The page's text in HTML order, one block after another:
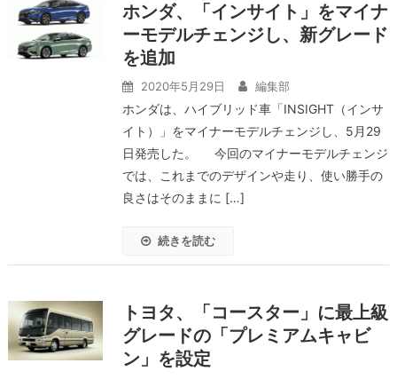
ホンダ、「インサイト」をマイナ
ーモデルチェンジし、新グレード
を追加
2020年5月29日 編集部
ホンダは、ハイブリッド車「INSIGHT（インサ
イト）」をマイナーモデルチェンジし、5月29
日発売した。 今回のマイナーモデルチェンジ
では、これまでのデザインや走り、使い勝手の
良さはそのままに […]
続きを読む
トヨタ、「コースター」に最上級
グレードの「プレミアムキャビ
ン」を設定